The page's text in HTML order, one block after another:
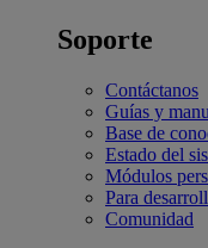
Soporte
Contáctanos
Guías y
Base de
Estado del
Módulos
Para
Comunidad